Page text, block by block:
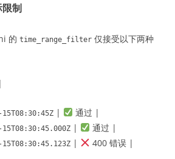
制
的 time_range_filter 仅接受以下两种
15T08:30:45Z |
通过 |
15T08:30:45.000Z |
通过 |
15T08:30:45.123Z | 400 错误 |